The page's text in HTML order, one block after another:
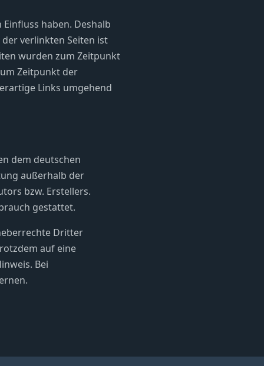
haben. Deshalb
verlinkten Seiten ist
wurden zum Zeitpunkt
Zeitpunkt der
Links umgehend
dem deutschen
außerhalb der
bzw. Erstellers.
gestattet.
Dritter
auf eine
Bei